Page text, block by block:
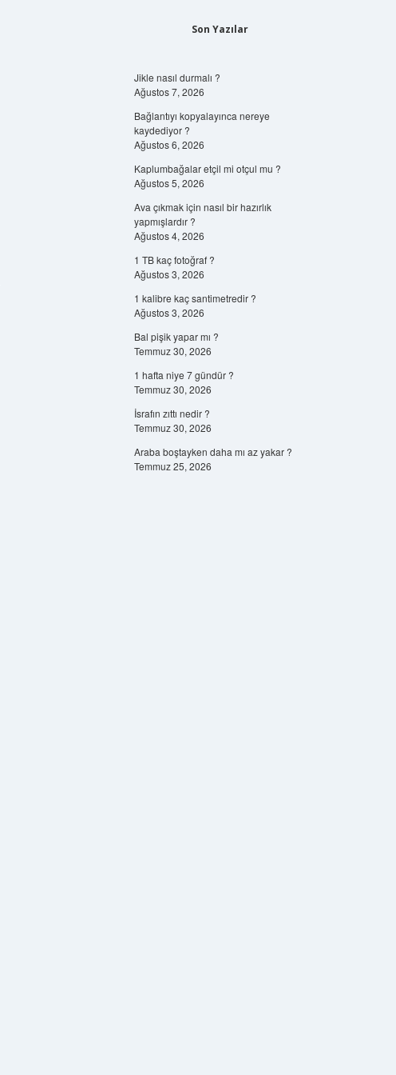
Son Yazılar
Jikle nasıl durmalı ?
Ağustos 7, 2026
Bağlantıyı kopyalayınca nereye
kaydediyor ?
Ağustos 6, 2026
Kaplumbağalar etçil mi otçul mu ?
Ağustos 5, 2026
Ava çıkmak için nasıl bir hazırlık
yapmışlardır ?
Ağustos 4, 2026
1 TB kaç fotoğraf ?
Ağustos 3, 2026
1 kalibre kaç santimetredir ?
Ağustos 3, 2026
Bal pişik yapar mı ?
Temmuz 30, 2026
1 hafta niye 7 gündür ?
Temmuz 30, 2026
İsrafın zıttı nedir ?
Temmuz 30, 2026
Araba boştayken daha mı az yakar ?
Temmuz 25, 2026